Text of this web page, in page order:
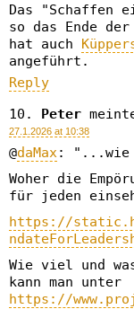
Das "Schaffen
so das Ende der
hat auch
angeführt.
Reply
Peter
27.1.2026 at 10:38
@daMax : "...wie
Woher die
für jeden
https://
Wie viel und
kann man unter
https://